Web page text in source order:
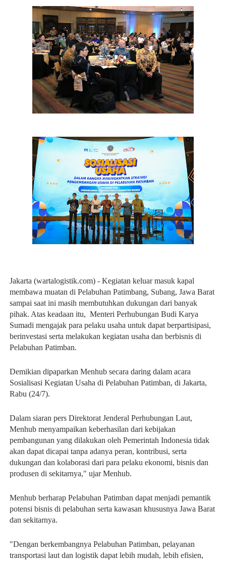
Jakarta (wartalogistik.com) - Kegiatan keluar masuk kapal
membawa muatan di Pelabuhan Patimbang, Subang, Jawa Barat
sampai saat ini masih membutuhkan dukungan dari banyak
pihak. Atas keadaan itu, Menteri Perhubungan Budi Karya
Sumadi mengajak para pelaku usaha untuk dapat berpartisipasi,
berinvestasi serta melakukan kegiatan usaha dan berbisnis di
Pelabuhan Patimban.
Demikian dipaparkan Menhub secara daring dalam acara
Sosialisasi Kegiatan Usaha di Pelabuhan Patimban, di Jakarta,
Rabu (24/7).
Dalam siaran pers Direktorat Jenderal Perhubungan Laut,
Menhub menyampaikan keberhasilan dari kebijakan
pembangunan yang dilakukan oleh Pemerintah Indonesia tidak
akan dapat dicapai tanpa adanya peran, kontribusi, serta
dukungan dan kolaborasi dari para pelaku ekonomi, bisnis dan
produsen di sekitarnya," ujar Menhub.
Menhub berharap Pelabuhan Patimban dapat menjadi pemantik
potensi bisnis di pelabuhan serta kawasan khususnya Jawa Barat
dan sekitarnya.
"Dengan berkembangnya Pelabuhan Patimban, pelayanan
transportasi laut dan logistik dapat lebih mudah, lebih efisien,